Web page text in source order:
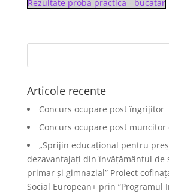
Rezultate proba practica - bucatar
Articole recente
Concurs ocupare post îngrijitor
Concurs ocupare post
„Sprijin educațional pentru
dezavantajați din învățământul de
primar și gimnazial” Proiect
Social European+ prin “Programul